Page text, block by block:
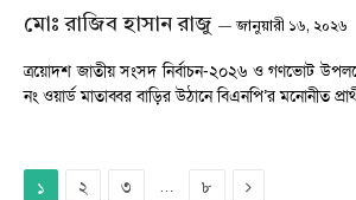
মোঃ রাজিব হাসান রাজু জানুয়ারী ১৬, ২০২৬
ত্রয়োদশ জাতীয় সংসদ নির্বাচন-২০২৬ ও গণভোট
নং ওয়ার্ড মাতাব্বর বাড়ির উঠানে বিএনপি’র মনোনীত
১ ২ ৩ … ৮ Next